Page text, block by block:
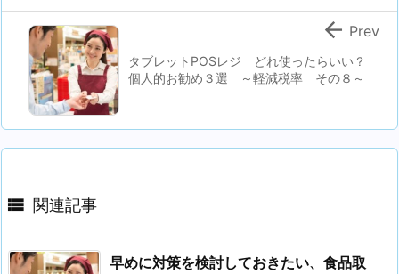
タブレットPOSレジ どれ使ったらいい？
個人的お勧め３選 ～軽減税率 その８～
 Prev
 関連記事
早めに対策を検討しておきたい、食品取